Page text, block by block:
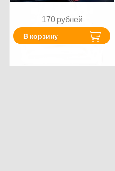
170 рублей
В корзину